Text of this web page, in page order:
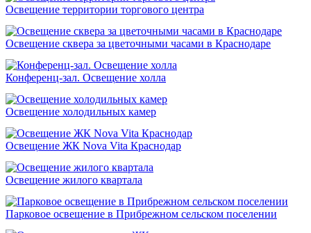
Освещение территории торгового центра
Освещение сквера за цветочными часами в Краснодаре
Конференц-зал. Освещение холла
Освещение холодильных камер
Освещение ЖК Nova Vita Краснодар
Освещение жилого квартала
Парковое освещение в Прибрежном сельском поселении